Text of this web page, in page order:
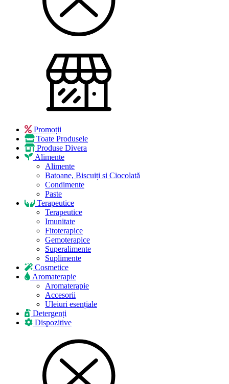
Promoții
Toate Produsele
Produse Divera
Alimente
Alimente
Batoane, Biscuiți si Ciocolată
Condimente
Paste
Terapeutice
Terapeutice
Imunitate
Fitoterapice
Gemoterapice
Superalimente
Suplimente
Cosmetice
Aromaterapie
Aromaterapie
Accesorii
Uleiuri esențiale
Detergenți
Dispozitive